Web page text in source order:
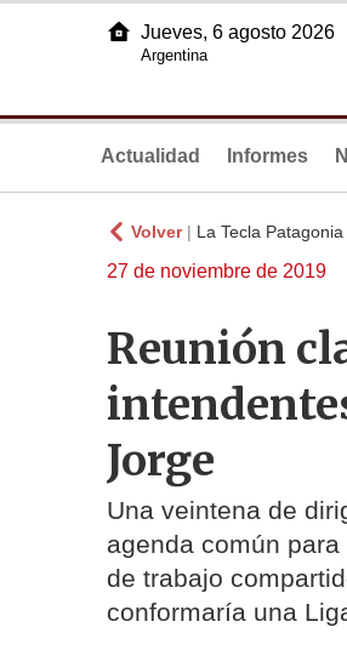
Jueves, 6 agosto 2026
Argentina
Actualidad Informes
Volver| La Tecla Patagonia
27 de noviembre de 2019
Reunión
Jorge
Una veintena de
agenda común
de trabajo
conformaría una